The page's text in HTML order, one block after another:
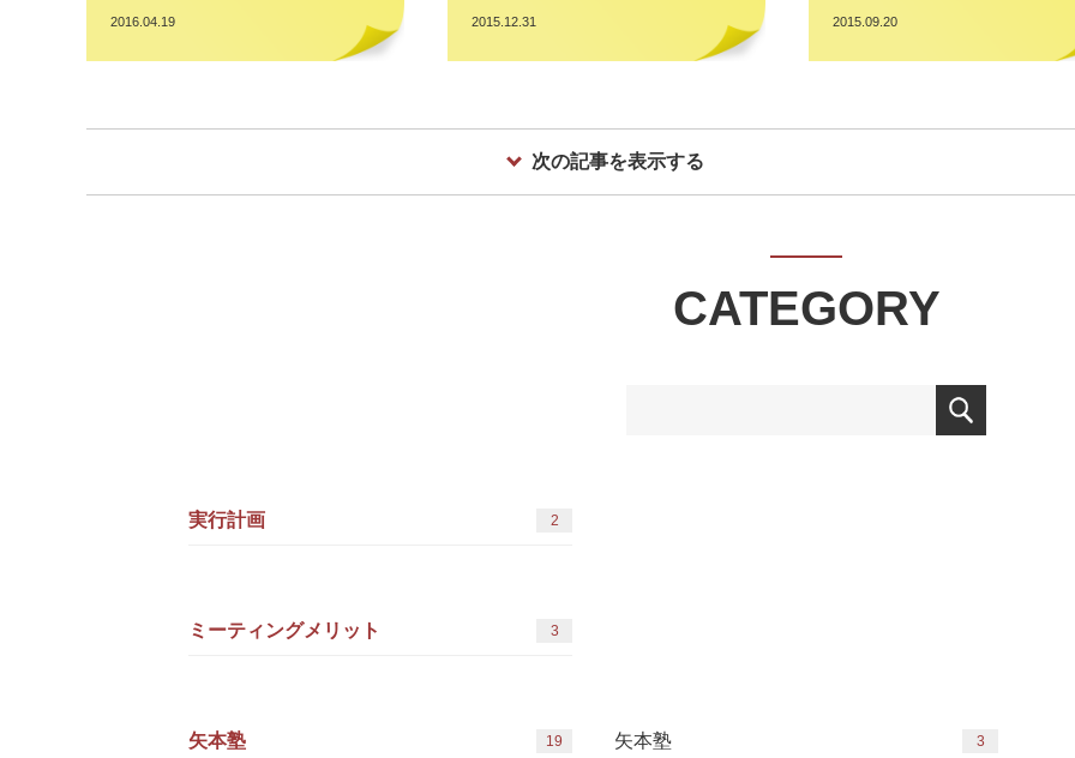
2016.04.19 2015.12.31 2015.09.20
次の記事を表示する
CATEGORY
実行計画 2
ミーティングメリット 3
矢本塾 19 矢本塾 3